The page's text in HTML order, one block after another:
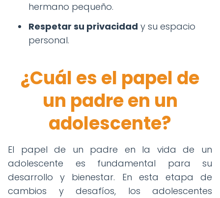
hermano pequeño.
Respetar su privacidad y su espacio
personal.
¿Cuál es el papel de
un padre en un
adolescente?
El papel de un padre en la vida de un
adolescente es fundamental para su
desarrollo y bienestar. En esta etapa de
cambios y desafíos, los adolescentes